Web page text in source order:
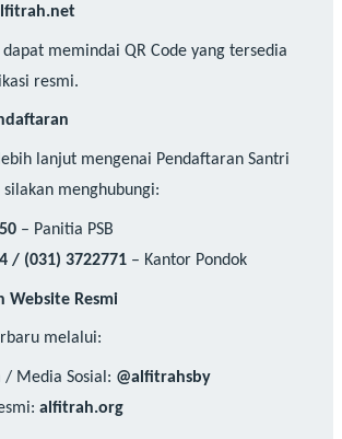
memindai QR Code yang tersedia
resmi.
lanjut mengenai Pendaftaran Santri
silakan menghubungi:
– Panitia PSB
/ (031) 3722771– Kantor Pondok
Website Resmi
melalui:
/ Media Sosial: @alfitrahsby
alfitrah.org